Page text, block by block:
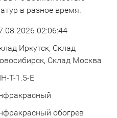
в разное время.
02:06:44
Иркутск, Склад
Склад Москва
T-1.5-E
обогрев